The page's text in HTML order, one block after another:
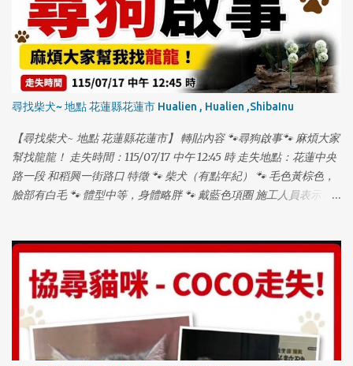
尋找柴犬~ 地點 花蓮縣花蓮市 Hualien , Hualien ,ShibaInu
【尋找柴犬~ 地點 花蓮縣花蓮市】 轉貼內容 🐾尋狗啟事🐾 麻煩大家
幫找龍龍！ 走失時間：115/07/17 中午 12:45 時 走失地點：花蓮中央
路一段 和稻興一街路口 特徵 🐾 柴犬（有點年紀） 🐾 毛色黃棕色，
臉部有白毛 🐾 體型中等，身體略胖 🐾 戴藍色項圈 施工人員表示有
化聽不見，戴藍項圈。 ⚠️ 不好意思，麻煩大家在幫我們多注意，龍
龍有晶片，母犬已結紮，年紀大，常會發出老人咳嗽的聲音。 📞 聯
絡電話：0912520331 (拜託大家幫幫龍龍！❤️) 如有發現，請立即聯
絡！萬分感謝！🙏🏻